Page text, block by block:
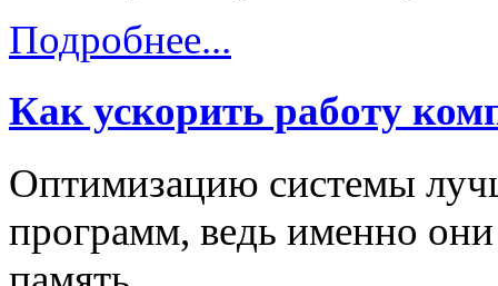
Подробнее...
Как ускорить работу
Оптимизацию системы
программ, ведь именно